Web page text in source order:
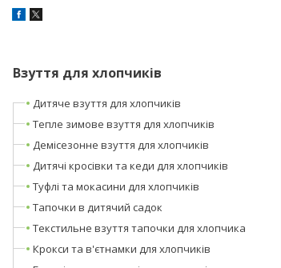
Взуття для хлопчиків
Дитяче взуття для хлопчиків
Тепле зимове взуття для хлопчиків
Демісезонне взуття для хлопчиків
Дитячі кросівки та кеди для хлопчиків
Туфлі та мокасини для хлопчиків
Тапочки в дитячий садок
Текстильне взуття тапочки для хлопчика
Крокси та в'єтнамки для хлопчиків